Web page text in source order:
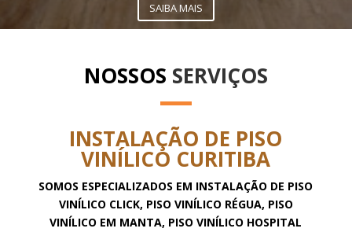
SAIBA MAIS
NOSSOS SERVIÇOS
INSTALAÇÃO DE PISO
VINÍLICO CURITIBA
SOMOS ESPECIALIZADOS EM INSTALAÇÃO DE PISO
VINÍLICO CLICK, PISO VINÍLICO RÉGUA, PISO
VINÍLICO EM MANTA, PISO VINÍLICO HOSPITAL